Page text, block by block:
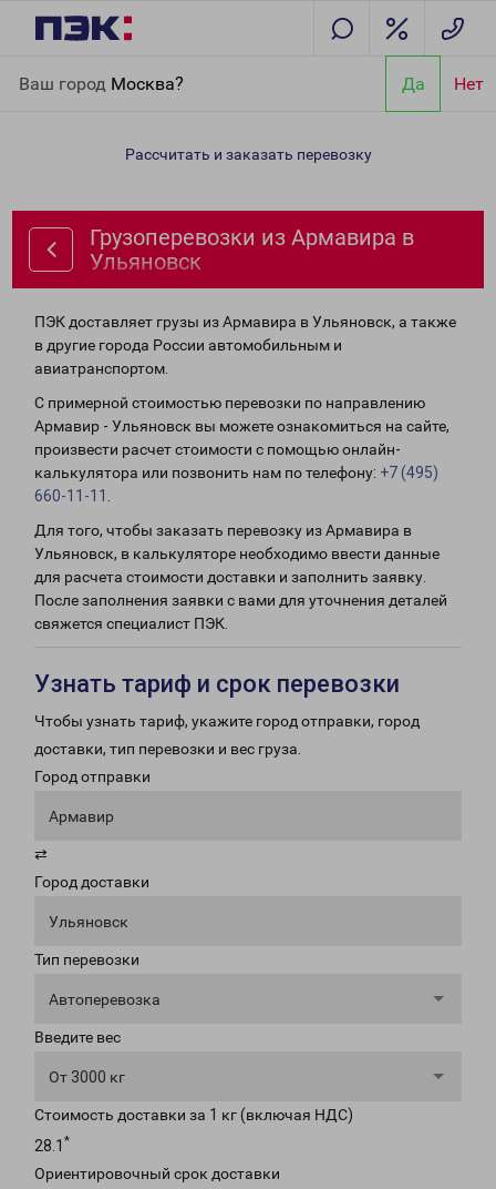
Ваш город Москва? Да Нет
Ульяновск
Рассчитать и заказать перевозку
Грузоперевозки из Армавира в
Ульяновск
ПЭК доставляет грузы из Армавира в Ульяновск, а также
в другие города России автомобильным и
авиатранспортом.
С примерной стоимостью перевозки по направлению
Армавир - Ульяновск вы можете ознакомиться на сайте,
произвести расчет стоимости с помощью онлайн-
калькулятора или позвонить нам по телефону: +7 (495)
660-11-11
Для того, чтобы заказать перевозку из Армавира в
Ульяновск, в калькуляторе необходимо ввести данные
для расчета стоимости доставки и заполнить заявку.
После заполнения заявки с вами для уточнения деталей
свяжется специалист ПЭК.
Узнать тариф и срок перевозки
Чтобы узнать тариф, укажите город отправки, город
доставки, тип перевозки и вес груза.
Город отправки
Армавир
⇄
Город доставки
Ульяновск
Тип перевозки
Автоперевозка
Введите вес
От 3000 кг
Стоимость доставки за 1 кг (включая НДС)
28.1 *
Ориентировочный срок доставки